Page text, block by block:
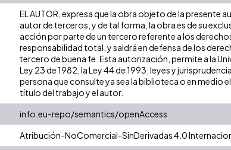
EL AUTOR, expresa que la obra objeto de la presente
autor de terceros, y de tal forma, la obra es de su
acción por parte de un tercero referente a los
responsabilidad total, y saldrá en defensa de los
tercero de buena fe. Esta autorización, permite a la
Ley 23 de 1982, la Ley 44 de 1993, leyes y
persona que consulte ya sea la biblioteca o en
título del trabajo y el autor.
info:eu-repo/semantics/openAccess
Atribución-NoComercial-SinDerivadas 4.0